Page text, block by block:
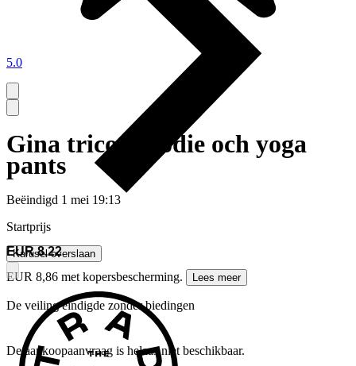
5.0
Gina tricot hoodie och yoga
pants
Beëindigd 1 mei 19:13
Startprijs
EUR 8,22
EUR 8,86 met kopersbescherming.
Lees meer
De veiling eindigde zonder biedingen
De aankoopaanvraag is helaas niet beschikbaar.
Karusel overslaan